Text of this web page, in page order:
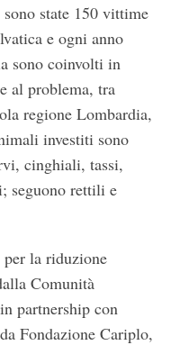
state 150 vittime
e ogni anno
sono coinvolti in
al problema, tra
regione Lombardia,
investiti sono
cinghiali, tassi,
seguono rettili e
la riduzione
Comunità
partnership con
Fondazione Cariplo,